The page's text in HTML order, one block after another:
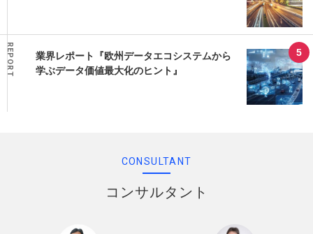
REPORT
業界レポート『欧州データエコシステムから
学ぶデータ価値最大化のヒント』
CONSULTANT
コンサルタント